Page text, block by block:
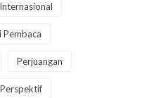
Internasional
Pembaca
Perjuangan
Perspektif